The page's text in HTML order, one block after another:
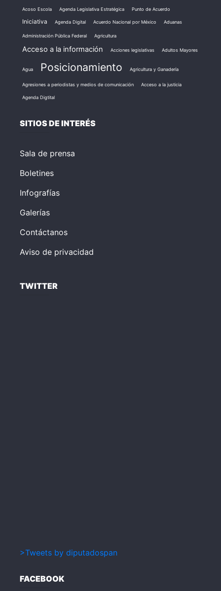
Acoso Escola Agenda Legislativa Estratégica Punto de Acuerdo
Iniciativa Agenda Digital Acuerdo Nacional por México Aduanas
Administración Pública Federal Agricultura
Acceso a la información Acciones legislativas Adultos Mayores
Agua Posicionamiento Agricultura y Ganadería
Agresiones a periodistas y medios de comunicación Acceso a la justicia
Agenda Digtital
SITIOS DE INTERÉS
Sala de prensa
Boletines
Infografías
Galerías
Contáctanos
Aviso de privacidad
TWITTER
>Tweets by diputadospan
FACEBOOK